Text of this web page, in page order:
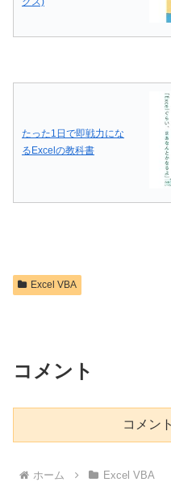
たった1日で即戦力にな
るExcelの教科書
Excel VBA
コメント
コメン
ホーム Excel VBA